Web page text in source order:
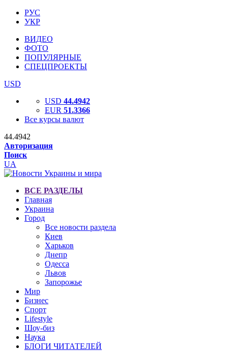
РУС
УКР
ВИДЕО
ФОТО
ПОПУЛЯРНЫЕ
СПЕЦПРОЕКТЫ
USD
USD 44.4942
EUR 51.3366
Все курсы валют
44.4942
Авторизация
Поиск
UA
ВСЕ РАЗДЕЛЫ
Главная
Украина
Город
Все новости раздела
Киев
Харьков
Днепр
Одесса
Львов
Запорожье
Мир
Бизнес
Спорт
Lifestyle
Шоу-биз
Наука
БЛОГИ ЧИТАТЕЛЕЙ